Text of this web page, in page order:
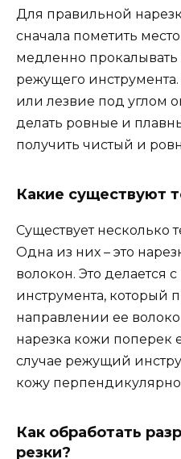
Для правильной
сначала пометить
медленно
режущего
или лезвие под углом
делать ровные и
получить чистый и
Какие существуют
Существует несколько
Одна из них – это
волокон. Это
инструмента, который
направлении ее
нарезка кожи поперек
случае режущий
кожу
Как обработать
резки?